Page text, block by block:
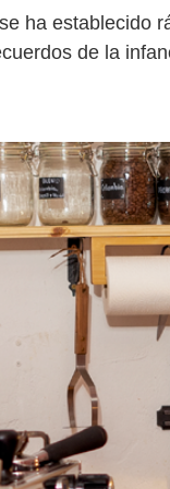
ha establecido
de la